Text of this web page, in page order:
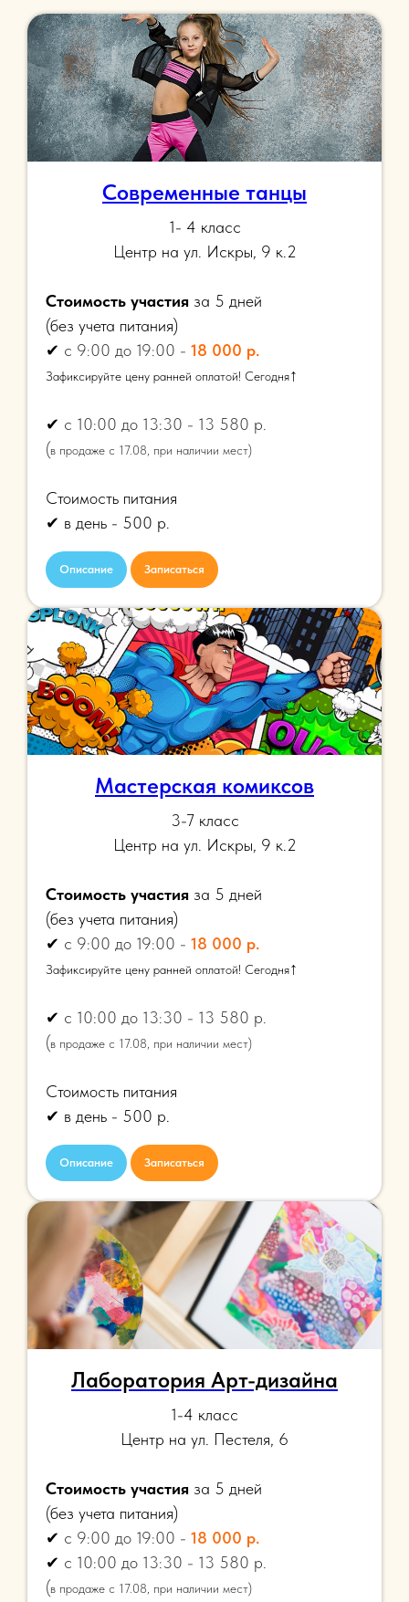
Современные танцы
1- 4 класс
Центр на ул. Искры, 9 к.2
Стоимость участия за 5 дней
(без учета питания)
✔ с 9:00 до 19:00 - 18 000 р.
Зафиксируйте цену ранней оплатой! Сегодня↑
✔ с 10:00 до 13:30 - 13 580 р.
(в продаже с 17.08, при наличии мест)
Стоимость питания
✔ в день - 500 р.
Описание Записаться
Мастерская комиксов
3-7 класс
Центр на ул. Искры, 9 к.2
Стоимость участия за 5 дней
(без учета питания)
✔ с 9:00 до 19:00 - 18 000 р.
Зафиксируйте цену ранней оплатой! Сегодня↑
✔ с 10:00 до 13:30 - 13 580 р.
(в продаже с 17.08, при наличии мест)
Стоимость питания
✔ в день - 500 р.
Описание Записаться
Лаборатория Арт-дизайна
1-4 класс
Центр на ул. Пестеля, 6
Стоимость участия за 5 дней
(без учета питания)
✔ с 9:00 до 19:00 - 18 000 р.
✔ с 10:00 до 13:30 - 13 580 р.
(в продаже с 17.08, при наличии мест)